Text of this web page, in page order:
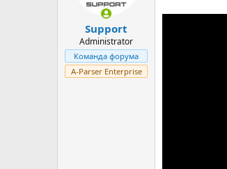
Support
Administrator
Команда форума
A-Parser Enterprise